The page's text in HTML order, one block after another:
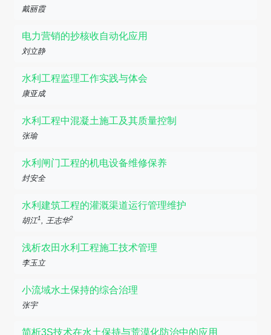
戴丽霞
电力营销的抄核收自动化应用
刘立静
水利工程监理工作实践与体会
康亚成
水利工程中混凝土施工及其质量控制
张瑜
水利闸门工程的机电设备维修保养
封安全
水利建筑工程的灌溉渠道运行管理维护
胡江1, 王志华2
浅析农田水利工程施工技术管理
李玉立
小流域水土保持的综合治理
张宇
简析3S技术在水土保持与荒漠化防治中的应用